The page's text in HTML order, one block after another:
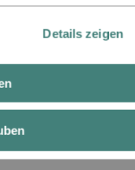
Details zeigen
während